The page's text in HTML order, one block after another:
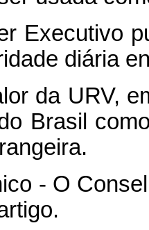
Executivo
diária
da URV,
Brasil
- O